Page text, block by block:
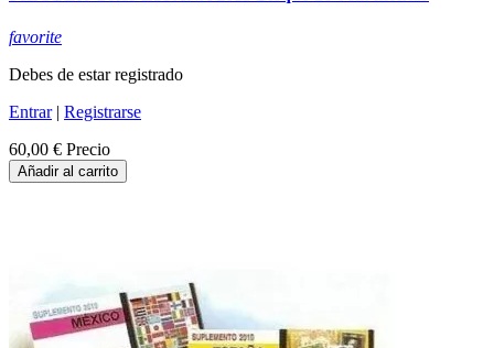
favorite
Debes de estar registrado
Entrar| Registrarse
60,00 € Precio
Añadir al carrito